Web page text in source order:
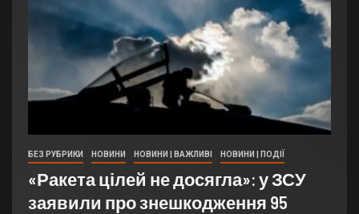
БЕЗ РУБРИКИ НОВИНИ НОВИНИ | ВАЖЛИВІ НОВИНИ | ПОДІЇ
«Ракета цілей не досягла»: у ЗСУ
заявили про знешкодження 95